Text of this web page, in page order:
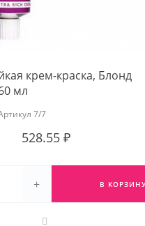
крем-краска, Блонд
мл
7/7
528.55 ₽
+ В